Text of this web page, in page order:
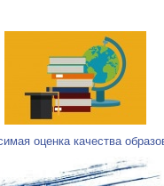
оценка качества